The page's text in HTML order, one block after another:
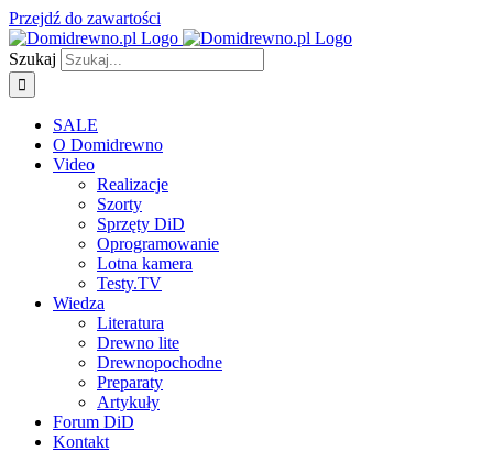
Przejdź do zawartości
Szukaj
SALE
O Domidrewno
Video
Realizacje
Szorty
Sprzęty DiD
Oprogramowanie
Lotna kamera
Testy.TV
Wiedza
Literatura
Drewno lite
Drewnopochodne
Preparaty
Artykuły
Forum DiD
Kontakt